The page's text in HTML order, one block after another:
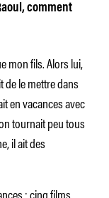
comment
mon fils. Alors lui,
de le mettre dans
en vacances avec
tournait peu tous
il ait des
: cinq films